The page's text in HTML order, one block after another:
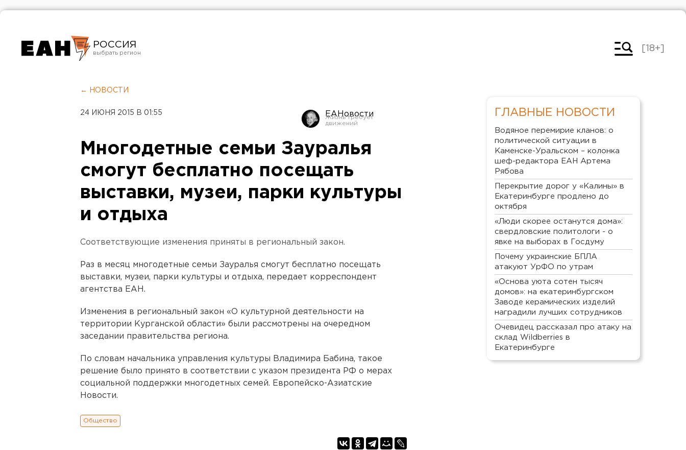
РОССИЯ
Челябинск
[18+]
← НОВОСТИ
24 ИЮНЯ 2015 В 01:55 ЕАНовости
Многодетные семьи Зауралья
смогут бесплатно посещать
выставки, музеи, парки культуры
и отдыха
Соответствующие изменения приняты в региональный закон.
Раз в месяц многодетные семьи Зауралья смогут бесплатно посещать
выставки, музеи, парки культуры и отдыха, передает корреспондент
агентства ЕАН.
Изменения в региональный закон «О культурной деятельности на
территории Курганской области» были рассмотрены на очередном
заседании правительства региона.
По словам начальника управления культуры Владимира Бабина, такое
решение было принято в соответствии с указом президента РФ о мерах
социальной поддержки многодетных семей. Европейско-Азиатские
Новости.
Общество
ГЛАВНЫЕ НОВОСТИ
Водяное перемирие кланов: о
политической ситуации в
Каменске-Уральском – колонка
шеф-редактора ЕАН Артема
Рябова
Перекрытие дорог у «Калины» в
Екатеринбурге продлено до
октября
«Люди скорее останутся дома»:
свердловские политологи - о
явке на выборах в Госдуму
Почему украинские БПЛА
атакуют УрФО по утрам
«Основа уюта сотен тысяч
домов»: на екатеринбургском
Заводе керамических изделий
наградили лучших сотрудников
Очевидец рассказал про атаку на
склад Wildberries в
Екатеринбурге